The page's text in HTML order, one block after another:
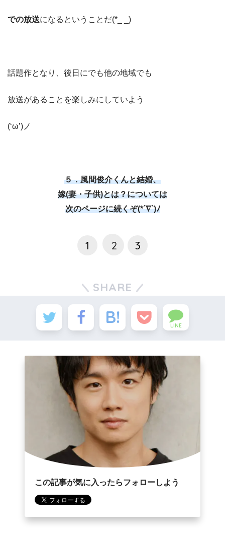
での放送になるということだ(*_ _)
話題作となり、後日にでも他の地域でも
放送があることを楽しみにしていよう
(‘ω’)ノ
５．風間俊介くんと結婚、
嫁(妻・子供)とは？については
次のページに続くぞ(*´∇`)ﾉ
1 2 3
SHARE
LINE
この記事が気に入ったらフォローしよう